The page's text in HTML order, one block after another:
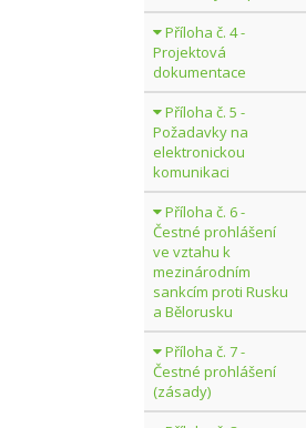
Příloha č. 4 -
Projektová
dokumentace
Příloha č. 5 -
Požadavky na
elektronickou
komunikaci
Příloha č. 6 -
Čestné prohlášení
ve vztahu k
mezinárodním
sankcím proti Rusku
a Bělorusku
Příloha č. 7 -
Čestné prohlášení
(zásady)